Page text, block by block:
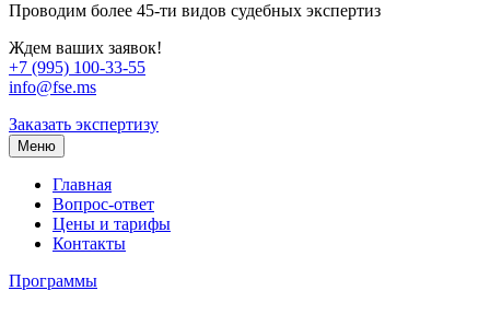
Проводим более 45-ти видов судебных экспертиз
Ждем ваших заявок!
+7 (995) 100-33-55
info@fse.ms
Заказать экспертизу
Меню
Главная
Вопрос-ответ
Цены и тарифы
Контакты
Программы